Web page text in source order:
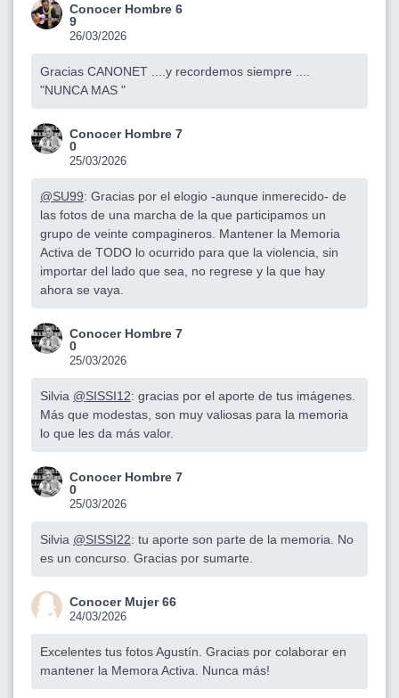
Conocer Hombre 6
9
26/03/2026
Gracias CANONET ....y recordemos siempre ....
"NUNCA MAS "
Conocer Hombre 7
0
25/03/2026
@SU99: Gracias por el elogio -aunque inmerecido- de
las fotos de una marcha de la que participamos un
grupo de veinte compagineros. Mantener la Memoria
Activa de TODO lo ocurrido para que la violencia, sin
importar del lado que sea, no regrese y la que hay
ahora se vaya.
Conocer Hombre 7
0
25/03/2026
Silvia @SISSI12: gracias por el aporte de tus imágenes.
Más que modestas, son muy valiosas para la memoria
lo que les da más valor.
Conocer Hombre 7
0
25/03/2026
Silvia @SISSI22: tu aporte son parte de la memoria. No
es un concurso. Gracias por sumarte.
Conocer Mujer 66
24/03/2026
Excelentes tus fotos Agustín. Gracias por colaborar en
mantener la Memora Activa. Nunca más!